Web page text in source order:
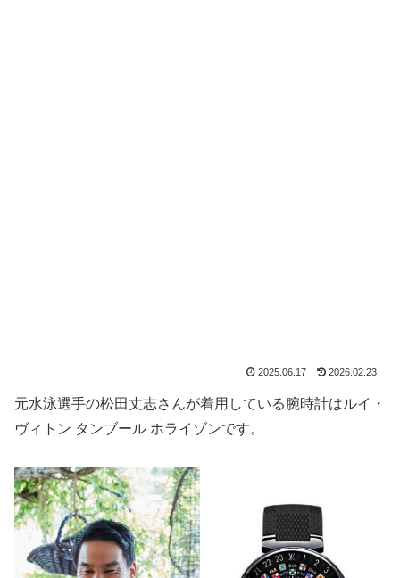
2025.06.17 2026.02.23
元水泳選手の松田丈志さんが着用している腕時計はルイ・
ヴィトン タンブール ホライゾンです。